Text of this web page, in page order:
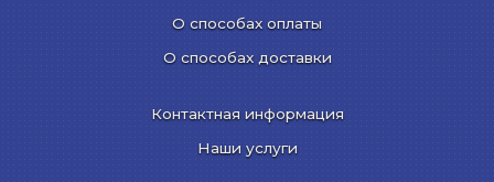
О способах оплаты
О способах доставки
Контактная информация
Наши услуги